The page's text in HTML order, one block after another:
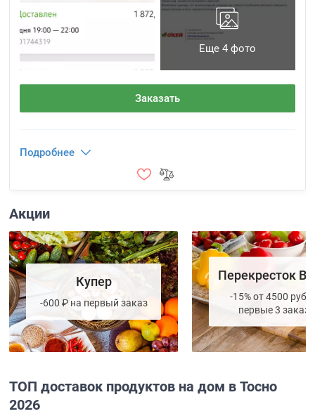
Еще 4 фото
Заказать
Подробнее
Акции
Купер
-600 ₽ на первый заказ
Перекресток
-15% от 4500 руб.
первые 3 заказа
ТОП доставок продуктов на дом в Тосно
2026